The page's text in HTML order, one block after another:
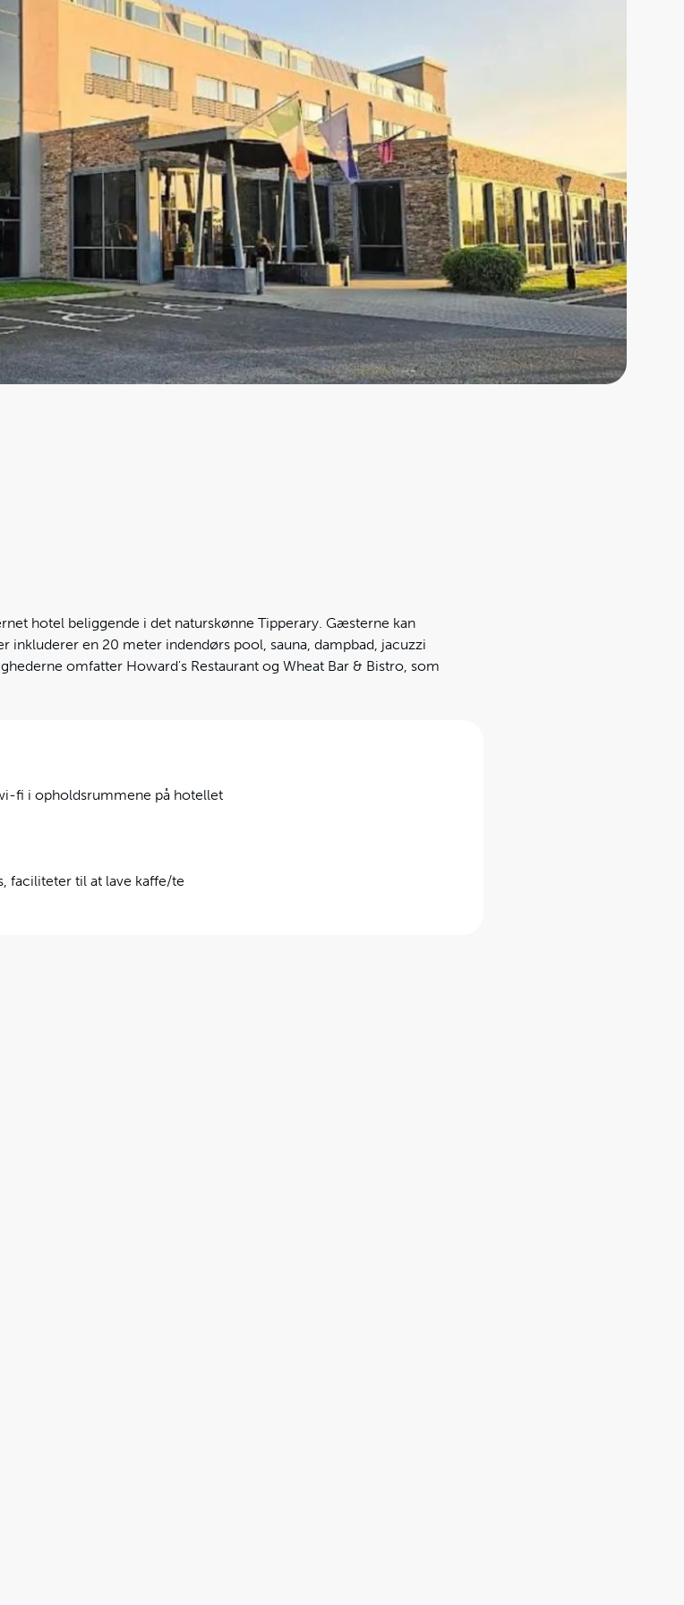
hotel beliggende i det naturskønne Tipperary. Gæsterne kan
inkluderer en 20 meter indendørs pool, sauna, dampbad, jacuzzi
omfatter Howard's Restaurant og Wheat Bar & Bistro, som
fi i opholdsrummene på hotellet
faciliteter til at lave kaffe/te